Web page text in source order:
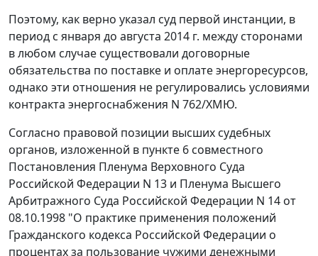
Поэтому, как верно указал суд первой инстанции, в
период с января до августа 2014 г. между сторонами
в любом случае существовали договорные
обязательства по поставке и оплате энергоресурсов,
однако эти отношения не регулировались условиями
контракта энергоснабжения N 762/ХМЮ.
Согласно правовой позиции высших судебных
органов, изложенной в пункте 6 совместного
Постановления Пленума Верховного Суда
Российской Федерации N 13 и Пленума Высшего
Арбитражного Суда Российской Федерации N 14 от
08.10.1998 "О практике применения положений
Гражданского кодекса Российской Федерации о
процентах за пользование чужими денежными